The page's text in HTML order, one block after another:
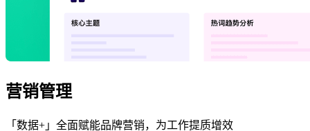
营销管理
「数据+」全面赋能品牌营销，为工作提质增效